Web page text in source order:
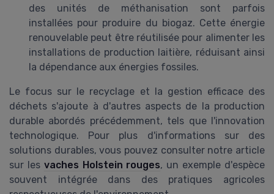
des unités de méthanisation sont parfois
installées pour produire du biogaz. Cette énergie
renouvelable peut être réutilisée pour alimenter les
installations de production laitière, réduisant ainsi
la dépendance aux énergies fossiles.
Le focus sur le recyclage et la gestion efficace des
déchets s'ajoute à d'autres aspects de la production
durable abordés précédemment, tels que l'innovation
technologique. Pour plus d'informations sur des
solutions durables, vous pouvez consulter notre article
sur les vaches Holstein rouges, un exemple d'espèce
souvent intégrée dans des pratiques agricoles